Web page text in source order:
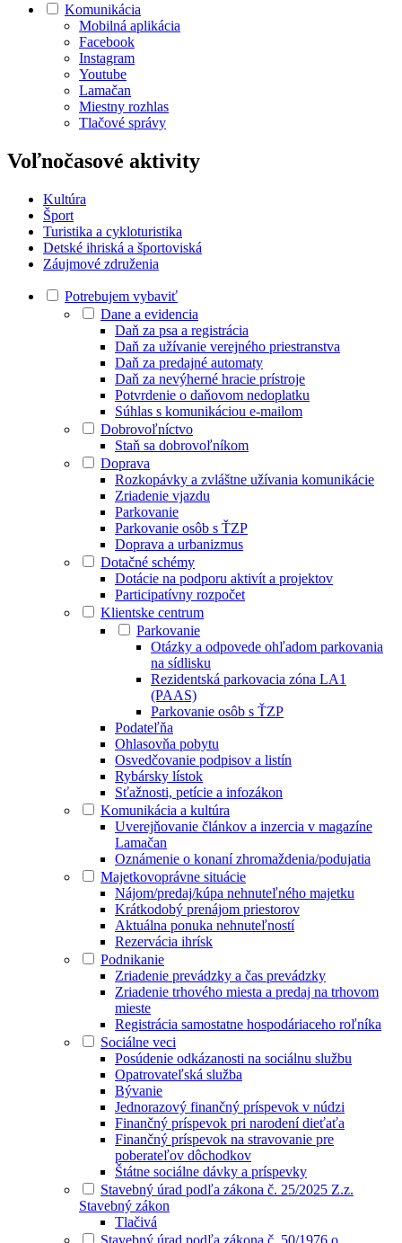
Komunikácia
Mobilná aplikácia
Facebook
Instagram
Youtube
Lamačan
Miestny rozhlas
Tlačové správy
Voľnočasové aktivity
Kultúra
Šport
Turistika a cykloturistika
Detské ihriská a športoviská
Záujmové združenia
Potrebujem vybaviť
Dane a evidencia
Daň za psa a registrácia
Daň za užívanie verejného priestranstva
Daň za predajné automaty
Daň za nevýherné hracie prístroje
Potvrdenie o daňovom nedoplatku
Súhlas s komunikáciou e-mailom
Dobrovoľníctvo
Staň sa dobrovoľníkom
Doprava
Rozkopávky a zvláštne užívania komunikácie
Zriadenie vjazdu
Parkovanie
Parkovanie osôb s ŤZP
Doprava a urbanizmus
Dotačné schémy
Dotácie na podporu aktivít a projektov
Participatívny rozpočet
Klientske centrum
Parkovanie
Otázky a odpovede ohľadom parkovania
na sídlisku
Rezidentská parkovacia zóna LA1
(PAAS)
Parkovanie osôb s ŤZP
Podateľňa
Ohlasovňa pobytu
Osvedčovanie podpisov a listín
Rybársky lístok
Sťažnosti, petície a infozákon
Komunikácia a kultúra
Uverejňovanie článkov a inzercia v magazíne
Lamačan
Oznámenie o konaní zhromaždenia/podujatia
Majetkovoprávne situácie
Nájom/predaj/kúpa nehnuteľného majetku
Krátkodobý prenájom priestorov
Aktuálna ponuka nehnuteľností
Rezervácia ihrísk
Podnikanie
Zriadenie prevádzky a čas prevádzky
Zriadenie trhového miesta a predaj na trhovom
mieste
Registrácia samostatne hospodáriaceho roľníka
Sociálne veci
Posúdenie odkázanosti na sociálnu službu
Opatrovateľská služba
Bývanie
Jednorazový finančný príspevok v núdzi
Finančný príspevok pri narodení dieťaťa
Finančný príspevok na stravovanie pre
poberateľov dôchodkov
Štátne sociálne dávky a príspevky
Stavebný úrad podľa zákona č. 25/2025 Z.z.
Stavebný zákon
Tlačivá
Stavebný úrad podľa zákona č. 50/1976 o